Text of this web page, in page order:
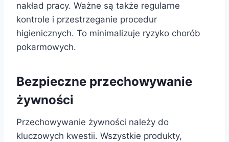
nakład pracy. Ważne są także regularne
kontrole i przestrzeganie procedur
higienicznych. To minimalizuje ryzyko chorób
pokarmowych.
Bezpieczne przechowywanie
żywności
Przechowywanie żywności należy do
kluczowych kwestii. Wszystkie produkty,